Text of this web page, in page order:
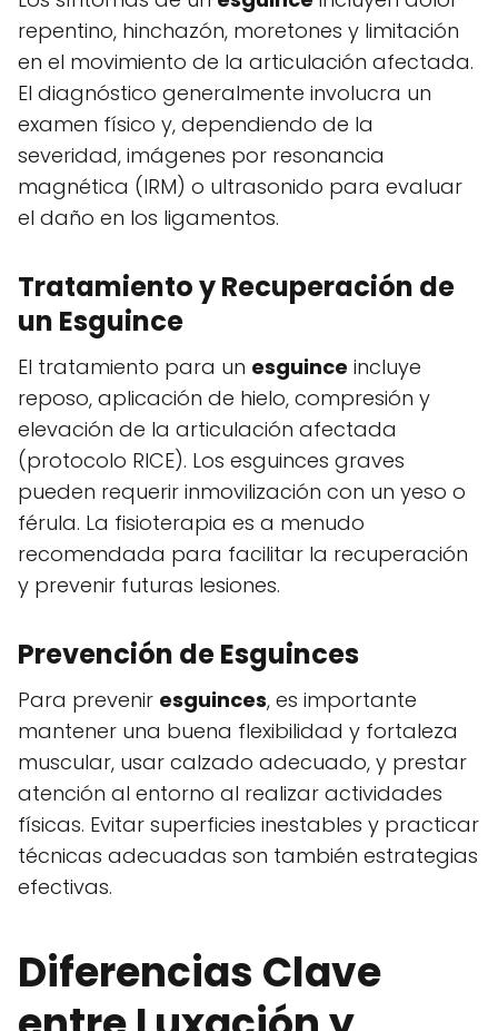
repentino, hinchazón, moretones y limitación
en el movimiento de la articulación afectada.
El diagnóstico generalmente involucra un
examen físico y, dependiendo de la
severidad, imágenes por resonancia
magnética (IRM) o ultrasonido para evaluar
el daño en los ligamentos.
Tratamiento y Recuperación de
un Esguince
El tratamiento para un esguince incluye
reposo, aplicación de hielo, compresión y
elevación de la articulación afectada
(protocolo RICE). Los esguinces graves
pueden requerir inmovilización con un yeso o
férula. La fisioterapia es a menudo
recomendada para facilitar la recuperación
y prevenir futuras lesiones.
Prevención de Esguinces
Para prevenir esguinces, es importante
mantener una buena flexibilidad y fortaleza
muscular, usar calzado adecuado, y prestar
atención al entorno al realizar actividades
físicas. Evitar superficies inestables y practicar
técnicas adecuadas son también estrategias
efectivas.
Diferencias Clave